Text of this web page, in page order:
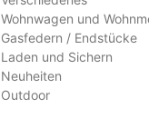
Wohnwagen und
Gasfedern / Endstücke
Laden und Sichern
Neuheiten
Outdoor